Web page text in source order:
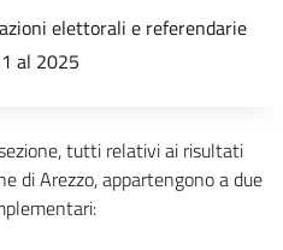
elettorali e referendarie
al 2025
tutti relativi ai risultati
di Arezzo, appartengono a due